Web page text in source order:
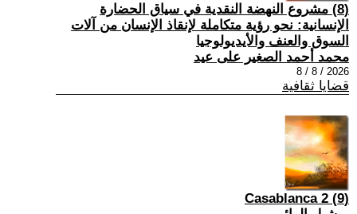
(8) مشروع النهضة النقدية في سياق الحضارة
الإنسانية: نحو رؤية متكاملة لإنقاذ الإنسان من آلات
السوق والعنف والأيديولوجيا
محمد أحمد الصغير على عيد
2026 / 8 / 8
قضايا ثقافية
(9) Casablanca 2